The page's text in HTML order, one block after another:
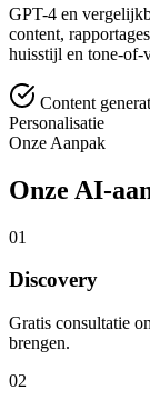
GPT-4 en
content,
huisstijl en tone-of-
Content
Personalisatie
Onze Aanpak
Onze AI-
01
Discovery
Gratis consultatie
brengen.
02